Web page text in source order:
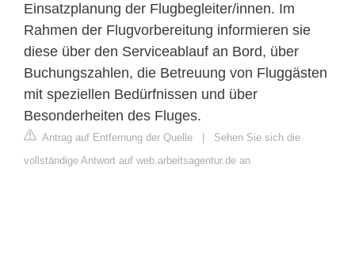
Einsatzplanung der Flugbegleiter/innen. Im
Rahmen der Flugvorbereitung informieren sie
diese über den Serviceablauf an Bord, über
Buchungszahlen, die Betreuung von Fluggästen
mit speziellen Bedürfnissen und über
Besonderheiten des Fluges.
Antrag auf Entfernung der Quelle
Sehen Sie sich die
vollständige Antwort auf web.arbeitsagentur.de an